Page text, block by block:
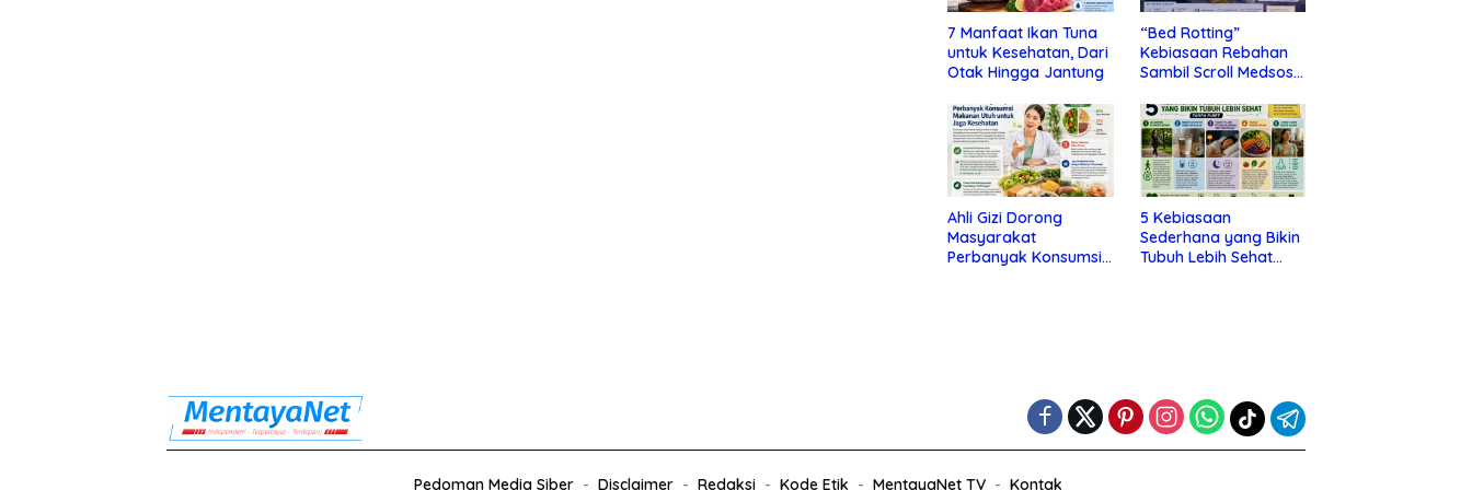
7 Manfaat Ikan Tuna
untuk Kesehatan, Dari
Otak Hingga Jantung
“Bed Rotting”
Kebiasaan Rebahan
Sambil Scroll Medsos
Depresi
Ahli Gizi Dorong
Masyarakat
Perbanyak Konsumsi
5 Kebiasaan
Sederhana yang Bikin
Tubuh Lebih Sehat
Pedoman Media Siber Disclaimer Redaksi Kode Etik MentayaNet TV Kontak